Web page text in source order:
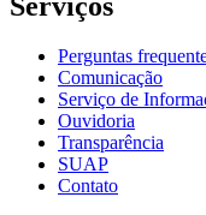
Perguntas
Comunicação
Serviço de
Ouvidoria
Transparência
SUAP
Contato